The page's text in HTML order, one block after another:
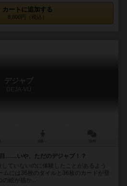
カートに追加する
8,800円（税込）
デジャブ
DEJA-VU
……いや、ただのデジャブ！？
ていないのに体験したことがあるよう
には36枚のタイルと36枚のカードが登
絵が描か...